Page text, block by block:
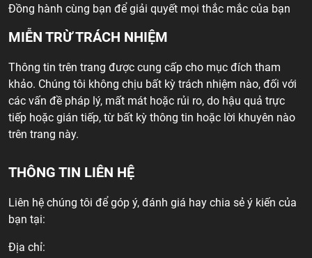
Đồng hành cùng bạn để giải quyết mọi thắc mắc của bạn
MIỄN TRỪ TRÁCH NHIỆM
Thông tin trên trang được cung cấp cho mục đích tham
khảo. Chúng tôi không chịu bất kỳ trách nhiệm nào, đối với
các vấn đề pháp lý, mất mát hoặc rủi ro, do hậu quả trực
tiếp hoặc gián tiếp, từ bất kỳ thông tin hoặc lời khuyên nào
trên trang này.
THÔNG TIN LIÊN HỆ
Liên hệ chúng tôi để góp ý, đánh giá hay chia sẻ ý kiến của
bạn tại:
Địa chỉ: